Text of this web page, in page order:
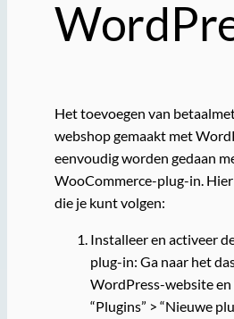
Het toevoegen van
webshop gemaakt met
eenvoudig worden gedaan
WooCommerce-plug-in.
die je kunt volgen:
Installeer en activeer
plug-in: Ga naar het
WordPress-website en
“Plugins” > “Nieuwe